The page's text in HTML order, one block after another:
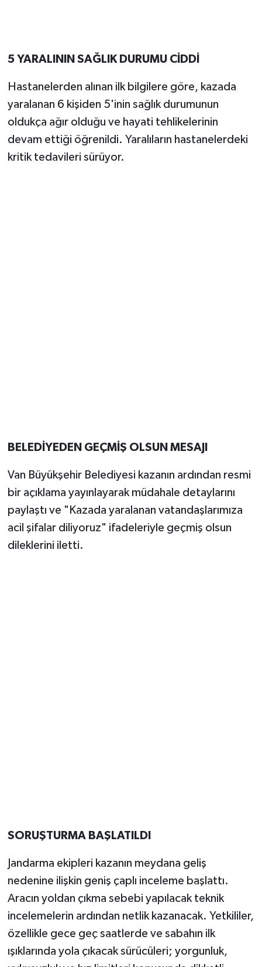
5 YARALININ SAĞLIK DURUMU CİDDİ
Hastanelerden alınan ilk bilgilere göre, kazada
yaralanan 6 kişiden 5'inin sağlık durumunun
oldukça ağır olduğu ve hayati tehlikelerinin
devam ettiği öğrenildi. Yaralıların hastanelerdeki
kritik tedavileri sürüyor.
BELEDİYEDEN GEÇMİŞ OLSUN MESAJI
Van Büyükşehir Belediyesi kazanın ardından resmi
bir açıklama yayınlayarak müdahale detaylarını
paylaştı ve "Kazada yaralanan vatandaşlarımıza
acil şifalar diliyoruz" ifadeleriyle geçmiş olsun
dileklerini iletti.
SORUŞTURMA BAŞLATILDI
Jandarma ekipleri kazanın meydana geliş
nedenine ilişkin geniş çaplı inceleme başlattı.
Aracın yoldan çıkma sebebi yapılacak teknik
incelemelerin ardından netlik kazanacak. Yetkililer,
özellikle gece geç saatlerde ve sabahın ilk
ışıklarında yola çıkacak sürücüleri; yorgunluk,